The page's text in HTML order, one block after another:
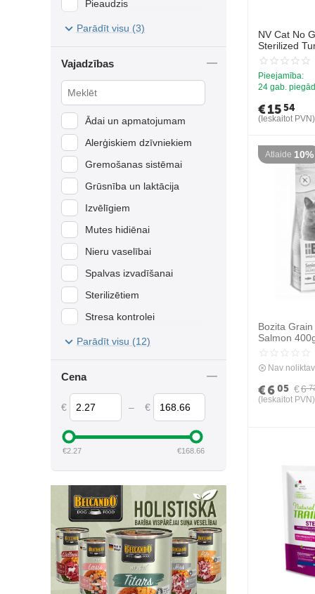
NV Cat No
Sterilized
pilnvērtīga
kaķiem, ar
Pieejamība:
24 gab.
€1554
(Ieskaitot PVN)
Atlaide 10%
Bozita
Salmon
Nav
€6
€605
(Ieskaitot PVN)
Lufārs
Mājputns
Paipalu gaļa
Pīles gaļa
Putnu gaļa
Rīsi
Sarkanā gaļa
Siļķe
Šķinķis
Tītara gaļa
Tuncis
Vistas gaļa
Ziemeļbriedis
Pieaudzis
Seniors
Parādīt visu (3)
Vajadzības
Ādai un apmatojumam
Alerģiskiem dzīvniekiem
Gremošanas sistēmai
Grūsnība un laktācija
Izvēlīgiem
Mutes hidiēnai
Nieru vaselībai
Spalvas izvadīšanai
Sterilizētiem
Stresa kontrolei
Svara kontrolei
Parādīt visu (12)
Cena
€ – €
€2.27 €168.66